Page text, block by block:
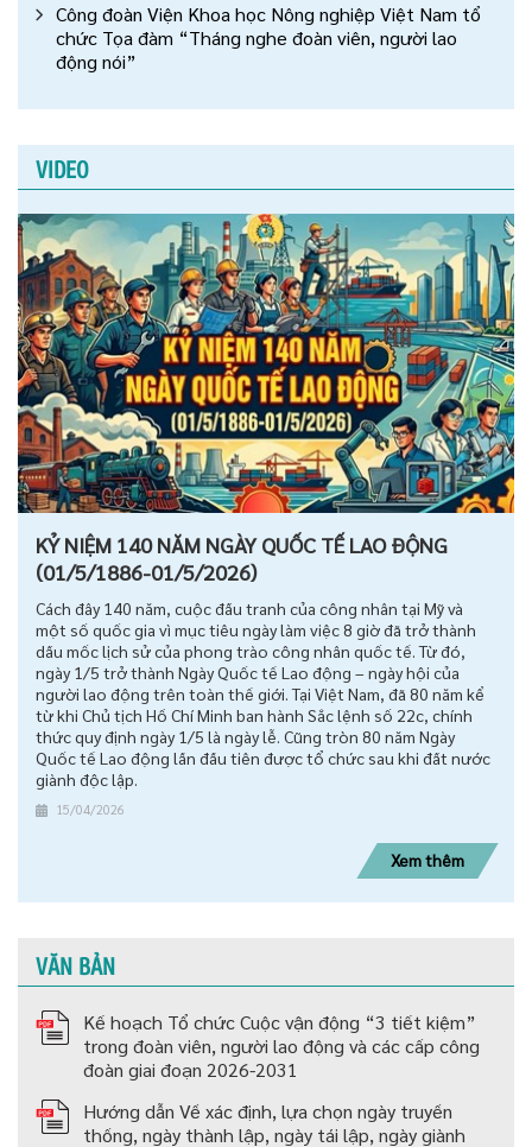
Công đoàn Viện Khoa học Nông nghiệp Việt Nam tổ
chức Tọa đàm “Tháng nghe đoàn viên, người lao
động nói”
VIDEO
KỶ NIỆM 140 NĂM NGÀY QUỐC TẾ LAO ĐỘNG
(01/5/1886-01/5/2026)
Cách đây 140 năm, cuộc đấu tranh của công nhân tại Mỹ và
một số quốc gia vì mục tiêu ngày làm việc 8 giờ đã trở thành
dấu mốc lịch sử của phong trào công nhân quốc tế. Từ đó,
ngày 1/5 trở thành Ngày Quốc tế Lao động – ngày hội của
người lao động trên toàn thế giới. Tại Việt Nam, đã 80 năm kể
từ khi Chủ tịch Hồ Chí Minh ban hành Sắc lệnh số 22c, chính
thức quy định ngày 1/5 là ngày lễ. Cũng tròn 80 năm Ngày
Quốc tế Lao động lần đầu tiên được tổ chức sau khi đất nước
giành độc lập.
15/04/2026
Xem thêm
VĂN BẢN
Kế hoạch Tổ chức Cuộc vận động “3 tiết kiệm”
trong đoàn viên, người lao động và các cấp công
đoàn giai đoạn 2026-2031
Hướng dẫn Về xác định, lựa chọn ngày truyền
thống, ngày thành lập, ngày tái lập, ngày giành